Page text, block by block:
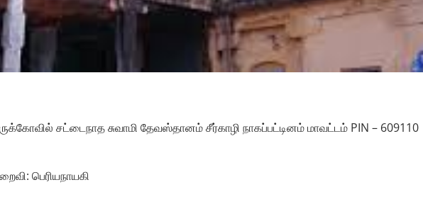
சட்டைநாத சுவாமி தேவஸ்தானம் சீர்காழி நாகப்பட்டினம் மாவட்டம் PIN – 609110
பெரியநாயகி